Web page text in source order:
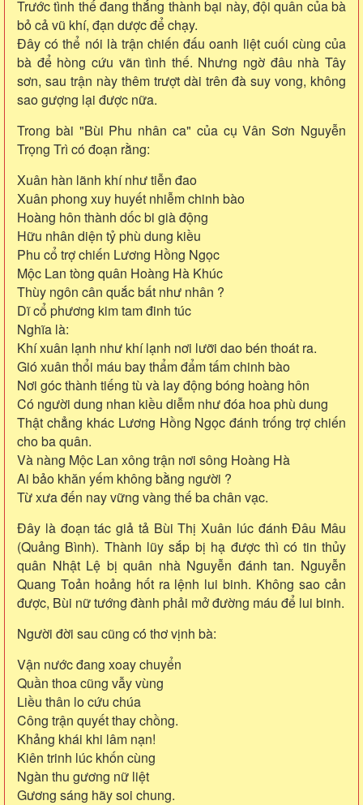
Trước tình thế đang thắng thành bại này, đội quân của bà
bỏ cả vũ khí, đạn dược để chạy.
Đây có thể nói là trận chiến đấu oanh liệt cuối cùng của
bà để hòng cứu vãn tình thế. Nhưng ngờ đâu nhà Tây
sơn, sau trận này thêm trượt dài trên đà suy vong, không
sao gượng lại được nữa.
Trong bài "Bùi Phu nhân ca" của cụ Vân Sơn Nguyễn
Trọng Trì có đoạn rằng:
Xuân hàn lãnh khí như tiễn đao
Xuân phong xuy huyết nhiễm chinh bào
Hoàng hôn thành dốc bi già động
Hữu nhân diện tỷ phù dung kiều
Phu cổ trợ chiến Lương Hồng Ngọc
Mộc Lan tòng quân Hoàng Hà Khúc
Thùy ngôn cân quắc bất như nhân ?
Dĩ cổ phương kim tam đinh túc
Nghĩa là:
Khí xuân lạnh như khí lạnh nơi lưỡi dao bén thoát ra.
Gió xuân thổi máu bay thẩm đẩm tấm chinh bào
Nơi góc thành tiếng tù và lay động bóng hoàng hôn
Có người dung nhan kiều diễm như đóa hoa phù dung
Thật chẳng khác Lương Hồng Ngọc đánh trống trợ chiến
cho ba quân.
Và nàng Mộc Lan xông trận nơi sông Hoàng Hà
Ai bảo khăn yếm không bằng người ?
Từ xưa đến nay vững vàng thế ba chân vạc.
Ðây là đoạn tác giả tả Bùi Thị Xuân lúc đánh Ðâu Mâu
(Quảng Bình). Thành lũy sắp bị hạ được thì có tin thủy
quân Nhật Lệ bị quân nhà Nguyễn đánh tan. Nguyễn
Quang Toản hoảng hốt ra lệnh lui binh. Không sao cản
được, Bùi nữ tướng đành phải mở đường máu để lui binh.
Người đời sau cũng có́ thơ vịnh bà:
Vận nước đang xoay chuyển
Quần thoa cũng vẫy vùng
Liều thân lo cứu chúa
Công trận quyết thay chồng.
Khảng khái khi lâm nạn!
Kiên trinh lúc khốn cùng
Ngàn thu gương nữ liệt
Gương sáng hãy soi chung.